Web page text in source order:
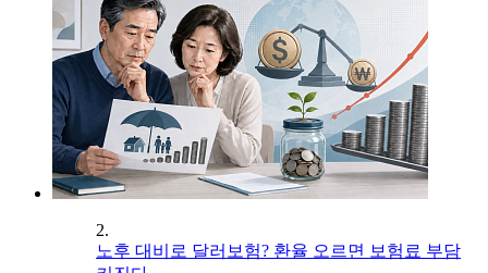
2.
노후 대비로 달러보험? 환율 오르면 보험료 부담